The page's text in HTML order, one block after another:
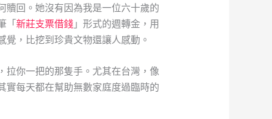
贖回。她沒有因為我是一位六十歲的
「新莊支票借錢」形式的週轉金，用
，比挖到珍貴文物還讓人感動。
拉你一把的那隻手。尤其在台灣，像
實每天都在幫助無數家庭度過臨時的